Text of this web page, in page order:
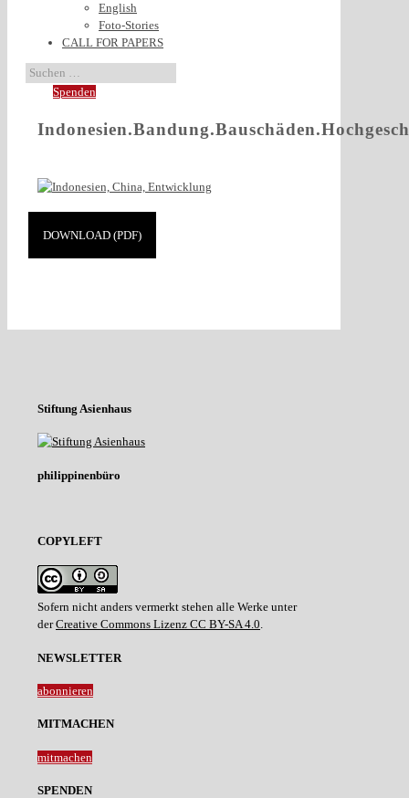
English
Foto-Stories
CALL FOR PAPERS
Spenden
DOWNLOAD (PDF)
Stiftung Asienhaus
philippinenbüro
COPYLEFT
Sofern nicht anders vermerkt stehen alle Werke unter
derCreative Commons Lizenz CC BY-SA 4.0.
NEWSLETTER
abonnieren
MITMACHEN
mitmachen
SPENDEN